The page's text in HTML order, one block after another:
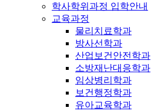
학사학위과정 입학안내
교육과정
물리치료학과
방사선학과
산업보건안전학과
소방재난대응학과
임상병리학과
보건행정학과
유아교육학과